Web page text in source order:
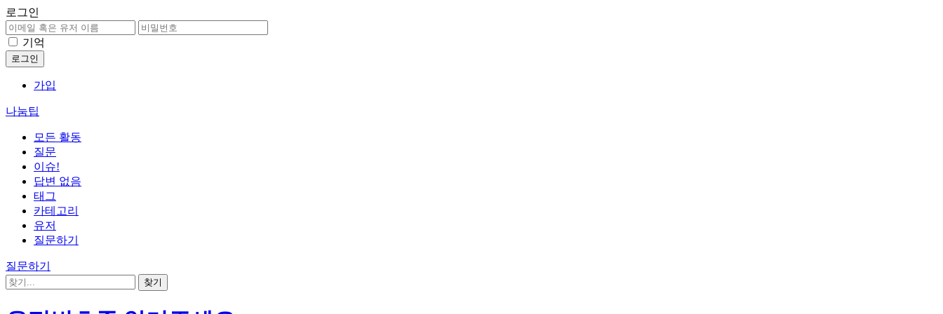
로그인
기억
가입
나눔팁
모든 활동
질문
이슈!
답변 없음
태그
카테고리
유저
질문하기
질문하기